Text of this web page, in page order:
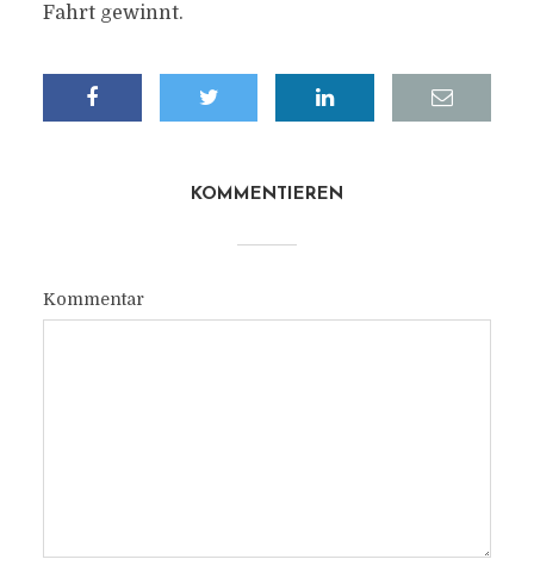
Fahrt gewinnt.
KOMMENTIEREN
Kommentar